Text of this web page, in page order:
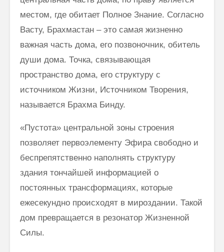
местом, где обитает Полное Знание. Согласно
Васту, Брахмастан – это самая жизненно
важная часть дома, его позвоночник, обитель
души дома. Точка, связывающая
пространство дома, его структуру с
источником Жизни, Источником Творения,
называется Брахма Бинду.
«Пустота» центральной зоны строения
позволяет первоэлементу Эфира свободно и
беспрепятственно наполнять структуру
здания тончайшей информацией о
постоянных трансформациях, которые
ежесекундно происходят в мироздании. Такой
дом превращается в резонатор Жизненной
Силы.
философии
йоги…”
Махариши